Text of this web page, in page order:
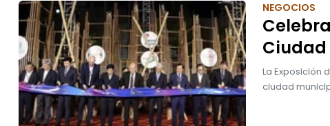
NEGOCIOS
Ciudad
La Exposición
ciudad